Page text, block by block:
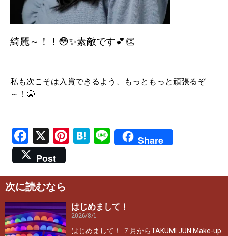
綺麗～！！😳✨素敵です💕👏
私も次こそは入賞できるよう、もっともっと頑張るぞ
～！😤
Facebook
X Pinterest
Hatena
LineShare
Post
次に読むなら
はじめまして！
2026/8/1
はじめまして！ ７月からTAKUMI JUN Make-up